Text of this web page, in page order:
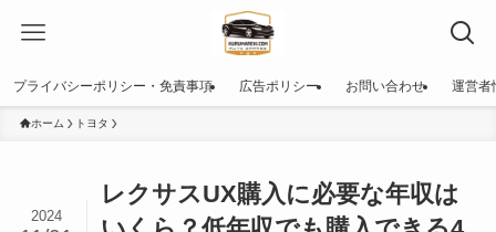
プライバシーポリシー・免責事項 広告ポリシー お問い合わせ 運営者
ホーム トヨタ
レクサスUX購入に必要な年収は
2024